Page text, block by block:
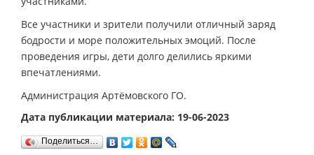
Все участники и зрители получили отличный заряд
бодрости и море положительных эмоций. После
проведения игры, дети долго делились яркими
впечатлениями.
Администрация Артёмовского ГО.
Дата публикации материала: 19-06-2023
Поделиться…